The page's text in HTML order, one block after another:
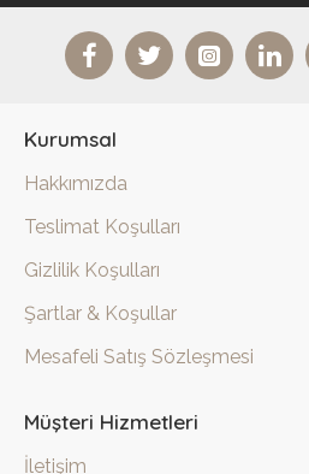
Kurumsal
Hakkımızda
Teslimat Koşulları
Gizlilik Koşulları
Şartlar & Koşullar
Mesafeli Satış Sözleşmesi
Müşteri Hizmetleri
İletişim